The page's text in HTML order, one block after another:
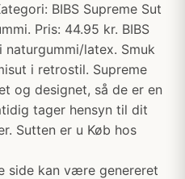
BIBS Supreme Sut
Pris: 44.95 kr. BIBS
latex. Smuk
i retrostil. Supreme
og designet, så de er en
tager hensyn til dit
Sutten er u Køb hos
side kan være genereret